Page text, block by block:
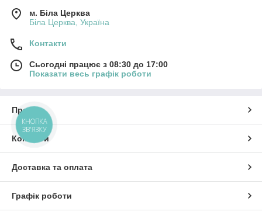
м. Біла Церква
Біла Церква, Україна
Контакти
Сьогодні працює з 08:30 до 17:00
Показати весь графік роботи
Про нас
Контакти
Доставка та оплата
Графік роботи
КНОПКА
ЗВ'ЯЗКУ